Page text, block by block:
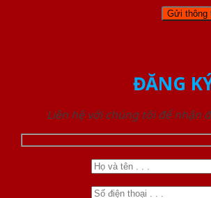
ĐĂNG
Liên hệ với chúng tôi để nhận